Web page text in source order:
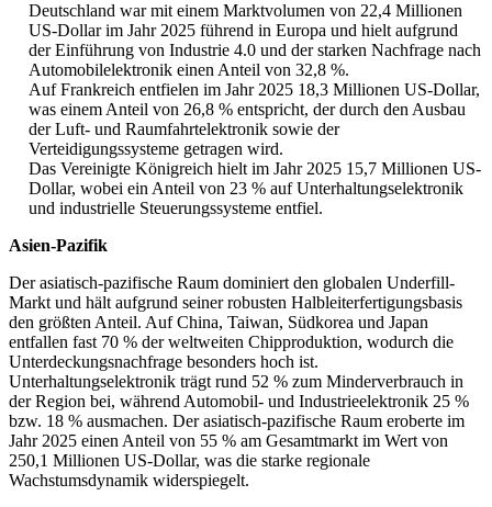
Deutschland war mit einem Marktvolumen von 22,4 Millionen
US-Dollar im Jahr 2025 führend in Europa und hielt aufgrund
der Einführung von Industrie 4.0 und der starken Nachfrage nach
Automobilelektronik einen Anteil von 32,8 %.
Auf Frankreich entfielen im Jahr 2025 18,3 Millionen US-Dollar,
was einem Anteil von 26,8 % entspricht, der durch den Ausbau
der Luft- und Raumfahrtelektronik sowie der
Verteidigungssysteme getragen wird.
Das Vereinigte Königreich hielt im Jahr 2025 15,7 Millionen US-
Dollar, wobei ein Anteil von 23 % auf Unterhaltungselektronik
und industrielle Steuerungssysteme entfiel.
Asien-Pazifik
Der asiatisch-pazifische Raum dominiert den globalen Underfill-
Markt und hält aufgrund seiner robusten Halbleiterfertigungsbasis
den größten Anteil. Auf China, Taiwan, Südkorea und Japan
entfallen fast 70 % der weltweiten Chipproduktion, wodurch die
Unterdeckungsnachfrage besonders hoch ist.
Unterhaltungselektronik trägt rund 52 % zum Minderverbrauch in
der Region bei, während Automobil- und Industrieelektronik 25 %
bzw. 18 % ausmachen. Der asiatisch-pazifische Raum eroberte im
Jahr 2025 einen Anteil von 55 % am Gesamtmarkt im Wert von
250,1 Millionen US-Dollar, was die starke regionale
Wachstumsdynamik widerspiegelt.